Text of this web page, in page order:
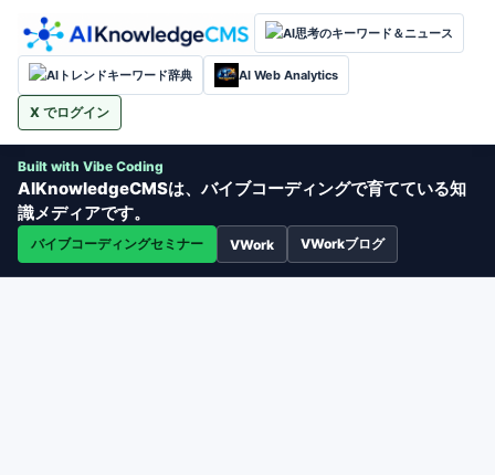
AI思考のキーワード＆ニュース
AIトレンドキーワード辞典 AI Web Analytics
X でログイン
Built with Vibe Coding
AIKnowledgeCMSは、バイブコーディングで育てている知
識メディアです。
バイブコーディングセミナー VWork VWorkブログ